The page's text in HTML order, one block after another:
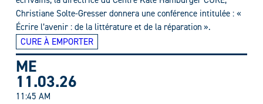
Christiane Solte-Gresser donnera une conférence intitulée : «
Écrire l’avenir : de la littérature et de la réparation ».
CURE À EMPORTER
ME
11.03.26
11:45 AM